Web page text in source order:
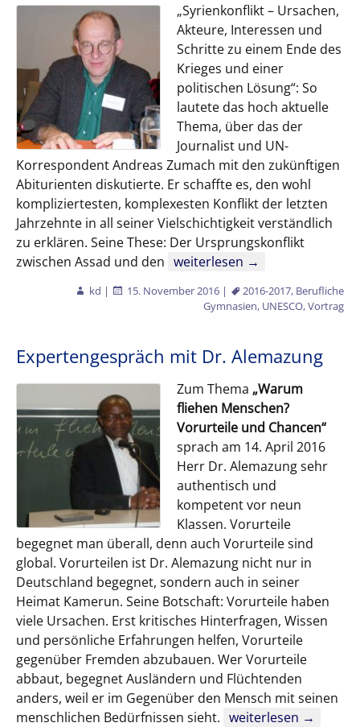
„Syrienkonflikt – Ursachen,
Akteure, Interessen und
Schritte zu einem Ende des
Krieges und einer
politischen Lösung“: So
lautete das hoch aktuelle
Thema, über das der
Journalist und UN-
Korrespondent Andreas Zumach mit den zukünftigen
Abiturienten diskutierte. Er schaffte es, den wohl
kompliziertesten, komplexesten Konflikt der letzten
Jahrzehnte in all seiner Vielschichtigkeit verständlich
zu erklären. Seine These: Der Ursprungskonflikt
zwischen Assad und den UN-Korrespondenz Andreas
weiterlesen →
kd | 15. November 2016 | 2016-2017, Berufliche
Gymnasien, UNESCO,Vortrag
Expertengespräch mit Dr. Alemazung
Zum Thema „Warum
fliehen Menschen?
Vorurteile und Chancen“
sprach am 14. April 2016
Herr Dr. Alemazung sehr
authentisch und
kompetent vor neun
Klassen. Vorurteile
begegnet man überall, denn auch Vorurteile sind
global. Vorurteilen ist Dr. Alemazung nicht nur in
Deutschland begegnet, sondern auch in seiner
Heimat Kamerun. Seine Botschaft: Vorurteile haben
viele Ursachen. Erst kritisches Hinterfragen, Wissen
und persönliche Erfahrungen helfen, Vorurteile
gegenüber Fremden abzubauen. Wer Vorurteile
abbaut, begegnet Ausländern und Flüchtenden
anders, weil er im Gegenüber den Mensch mit seinen
menschlichen Bedürfnissen sieht. Expertengespräch
weiterlesen →